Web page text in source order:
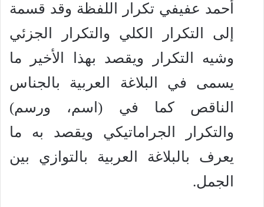
أحمد عفيفي تكرار اللفظة وقد قسمة
إلى التكرار الكلي والتكرار الجزئي
وشيه التكرار ويقصد بهذا الأخير ما
يسمى في البلاغة العربية بالجناس
الناقص كما في (اسم، ورسم)
والتكرار الجراماتيكي ويقصد به ما
يعرف بالبلاغة العربية بالتوازي بين
الجمل.